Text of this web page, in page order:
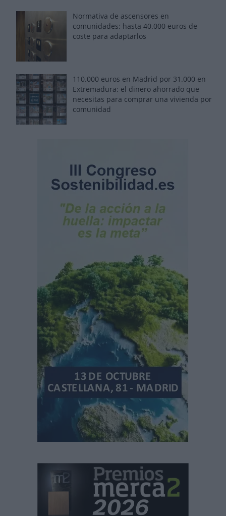
Normativa de ascensores en
comunidades: hasta 40.000 euros de
coste para adaptarlos
110.000 euros en Madrid por 31.000 en
Extremadura: el dinero ahorrado que
necesitas para comprar una vivienda por
comunidad